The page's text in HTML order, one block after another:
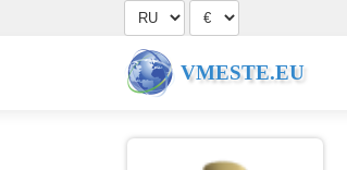
VMESTE.EU